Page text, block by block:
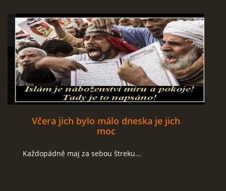
Včera jich bylo málo dneska je jich
moc
Každopádně maj za sebou štreku...